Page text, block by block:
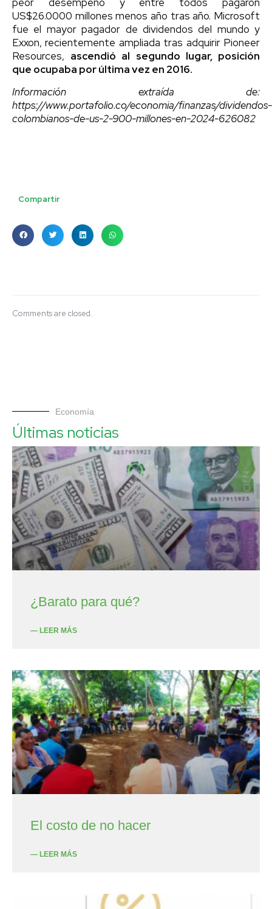
US$26.0000 millones menos año tras año. Microsoft
fue el mayor pagador de dividendos del mundo y
Exxon, recientemente ampliada tras adquirir Pioneer
Resources, ascendió al segundo lugar, posición
que ocupaba por última vez en 2016.
Información extraída de:
https://www.portafolio.co/economia/finanzas/dividendos-
colombianos-de-us-2-900-millones-en-2024-626082
Compartir
Comments are closed.
Economía
Últimas noticias
¿Barato para qué?
— LEER MÁS
El costo de no hacer
— LEER MÁS